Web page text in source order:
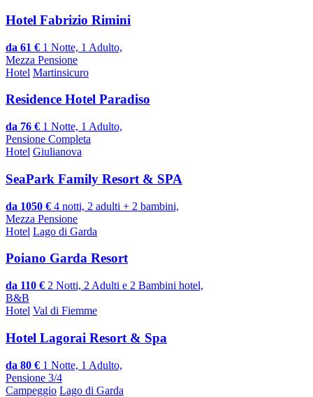
Hotel Fabrizio Rimini
da 61 € 1 Notte, 1 Adulto,
Mezza Pensione
Hotel Martinsicuro
Residence Hotel Paradiso
da 76 € 1 Notte, 1 Adulto,
Pensione Completa
Hotel Giulianova
SeaPark Family Resort & SPA
da 1050 € 4 notti, 2 adulti + 2 bambini,
Mezza Pensione
Hotel Lago di Garda
Poiano Garda Resort
da 110 € 2 Notti, 2 Adulti e 2 Bambini hotel,
B&B
Hotel Val di Fiemme
Hotel Lagorai Resort & Spa
da 80 € 1 Notte, 1 Adulto,
Pensione 3/4
Campeggio Lago di Garda